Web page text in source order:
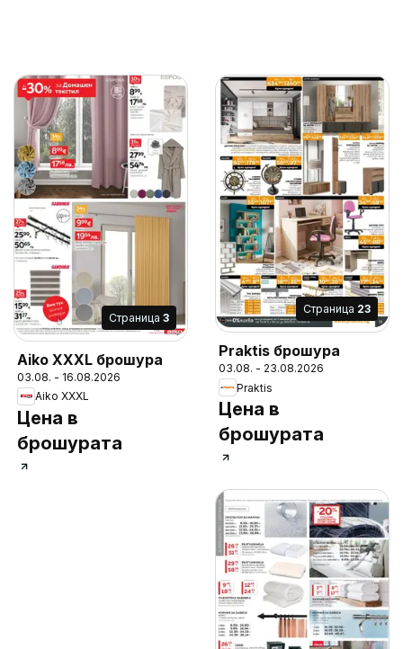
Cтраница 3
Aiko XXXL брошура
03.08. - 16.08.2026
Aiko XXXL
Цена в
брошурата
Cтраница 23
Praktis брошура
03.08. - 23.08.2026
Praktis
Цена в
брошурата